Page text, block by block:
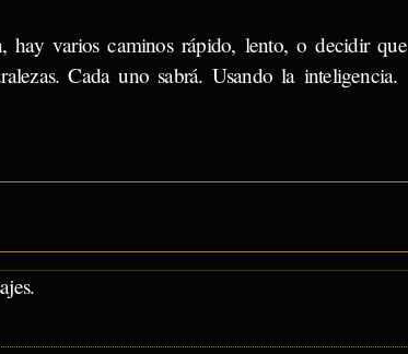
varios caminos rápido, lento, o decidir que
Cada uno sabrá. Usando la inteligencia.